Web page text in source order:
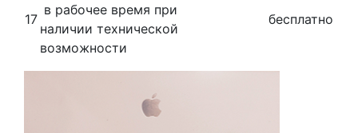
17
в рабочее время при
наличии технической
возможности
бесплатно